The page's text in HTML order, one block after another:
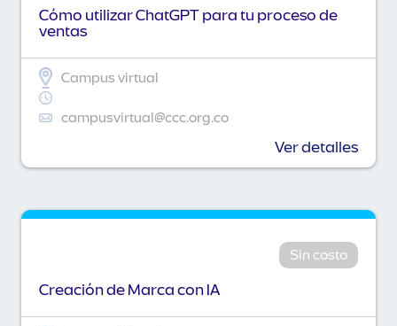
Cómo utilizar ChatGPT para tu proceso de
ventas
Campus virtual
campusvirtual@ccc.org.co
Ver detalles
Sin costo
Creación de Marca con IA